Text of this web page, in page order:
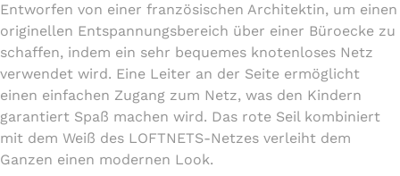
Entworfen von einer französischen Architektin, um einen
originellen Entspannungsbereich über einer Büroecke zu
schaffen, indem ein sehr bequemes knotenloses Netz
verwendet wird. Eine Leiter an der Seite ermöglicht
einen einfachen Zugang zum Netz, was den Kindern
garantiert Spaß machen wird. Das rote Seil kombiniert
mit dem Weiß des LOFTNETS-Netzes verleiht dem
Ganzen einen modernen Look.